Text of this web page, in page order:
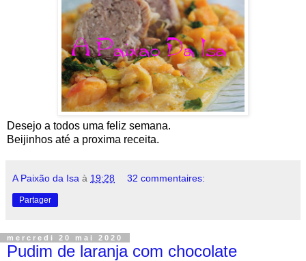
Desejo a todos uma feliz semana.
Beijinhos até a proxima receita.
A Paixão da Isa à 19:28 32 commentaires:
Partager
mercredi 20 mai 2020
Pudim de laranja com chocolate